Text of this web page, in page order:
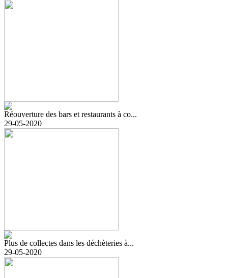
Réouverture des bars et restaurants à co...
29-05-2020
Plus de collectes dans les déchèteries à...
29-05-2020